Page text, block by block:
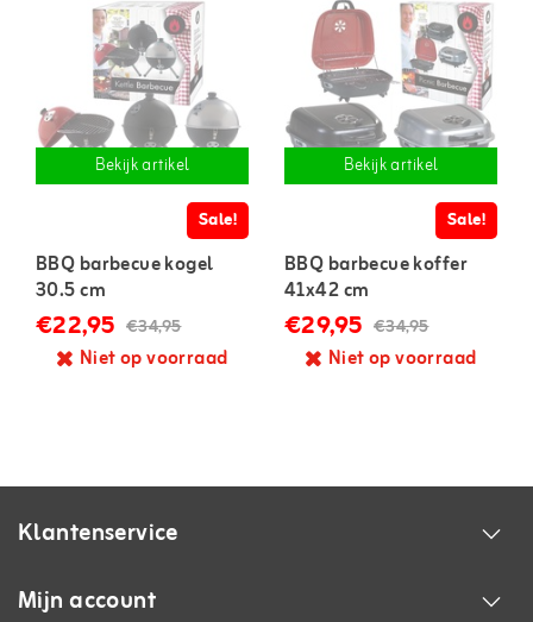
Bekijk artikel
Sale!
BBQ barbecue kogel
30.5 cm
€22,95 €34,95
Niet op voorraad
Bekijk artikel
Sale!
BBQ barbecue koffer
41x42 cm
€29,95 €34,95
Niet op voorraad
Klantenservice
Mijn account